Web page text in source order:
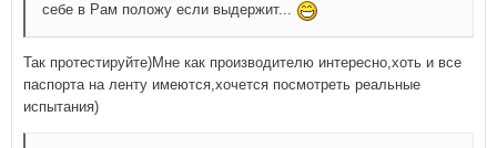
себе в Рам положу если выдержит...
Так протестируйте)Мне как производителю интересно,хоть и все
паспорта на ленту имеются,хочется посмотреть реальные
испытания)